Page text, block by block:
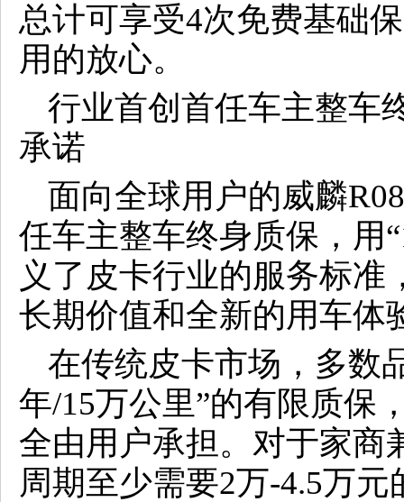
总计可享受4次免费基础
用的放心。
行业首创首任车主整车
承诺
面向全球用户的威麟
任车主整车终身质保，用
义了皮卡行业的服务标
长期价值和全新的用车体
在传统皮卡市场，多数
年/15万公里”的有限质保
全由用户承担。对于家商
周期至少需要2万-4.5万